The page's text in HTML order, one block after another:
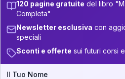
13.5-14 +4
14-16 +4
17.5-18.5 +3
Analisi,
Clicca su ogni zona per
120 pagine gratuite del libro
Completa"
Newsletter esclusiva con
speciali
Sconti e offerte sui futuri corsi
Il Tuo Nome